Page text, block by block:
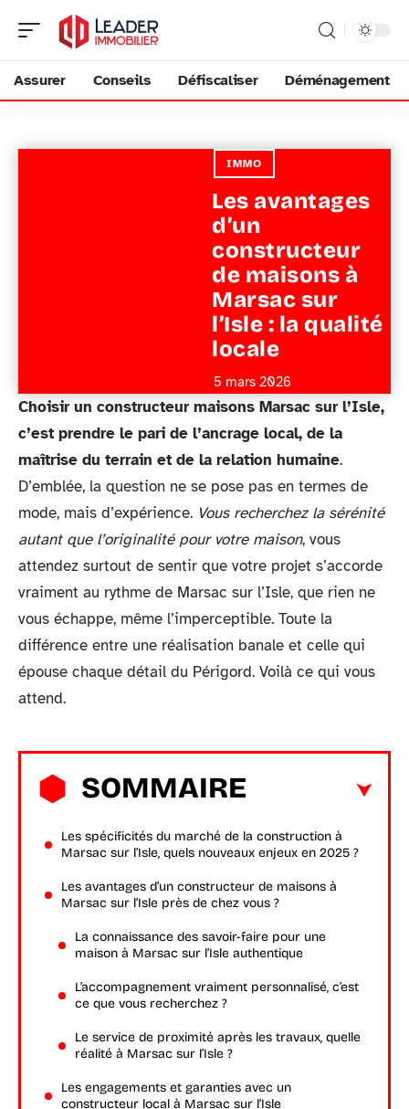
Assurer Conseils Défiscaliser Déménagement
IMMO
Les avantages
d’un
constructeur
de maisons à
Marsac sur
l’Isle : la qualité
locale
5 mars 2026
Choisir un constructeur maisons Marsac sur l’Isle,
c’est prendre le pari de l’ancrage local, de la
maîtrise du terrain et de la relation humaine.
D’emblée, la question ne se pose pas en termes de
mode, mais d’expérience. Vous recherchez la sérénité
autant que l’originalité pour votre maison, vous
attendez surtout de sentir que votre projet s’accorde
vraiment au rythme de Marsac sur l’Isle, que rien ne
vous échappe, même l’imperceptible. Toute la
différence entre une réalisation banale et celle qui
épouse chaque détail du Périgord. Voilà ce qui vous
attend.
SOMMAIRE
Les spécificités du marché de la construction à
Marsac sur l’Isle, quels nouveaux enjeux en 2025 ?
Les avantages d’un constructeur de maisons à
Marsac sur l’Isle près de chez vous ?
La connaissance des savoir-faire pour une
maison à Marsac sur l’Isle authentique
L’accompagnement vraiment personnalisé, c’est
ce que vous recherchez ?
Le service de proximité après les travaux, quelle
réalité à Marsac sur l’Isle ?
Les engagements et garanties avec un
constructeur local à Marsac sur l’Isle